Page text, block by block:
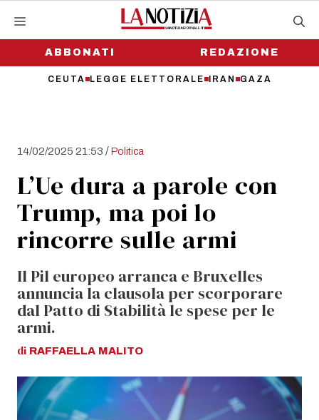
contenutoABBONATI
CEUTA LEGGE ELETTORALE IRAN GAZA
REDAZIONE
14/02/2025 21:53 /Politica
L’Ue dura a parole con
Trump, ma poi lo
rincorre sulle armi
Il Pil europeo arranca e Bruxelles
annuncia la clausola per scorporare
dal Patto di Stabilità le spese per le
armi.
di RAFFAELLA MALITO